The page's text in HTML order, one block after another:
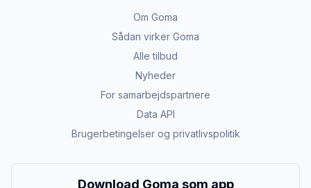
Om Goma
Sådan virker Goma
Alle tilbud
Nyheder
For samarbejdspartnere
Data API
Brugerbetingelser og privatlivspolitik
Download Goma som app